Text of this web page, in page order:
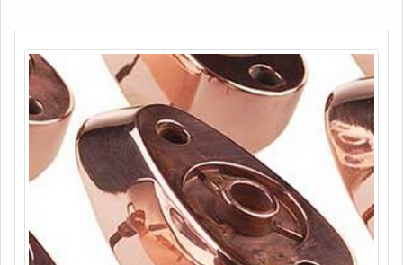
necessidade de manutenção.